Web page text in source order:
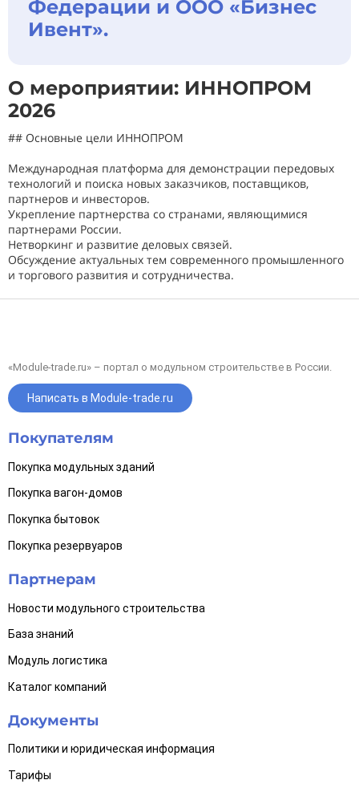
Федерации и ООО «Бизнес
Ивент».
О мероприятии: ИННОПРОМ
2026
## Основные цели ИННОПРОМ
Международная платформа для демонстрации передовых
технологий и поиска новых заказчиков, поставщиков,
партнеров и инвесторов.
Укрепление партнерства со странами, являющимися
партнерами России.
Нетворкинг и развитие деловых связей.
Обсуждение актуальных тем современного промышленного
и торгового развития и сотрудничества.
«Module-trade.ru» – портал о модульном строительстве в России.
Написать в Module-trade.ru
Покупателям
Покупка модульных зданий
Покупка вагон-домов
Покупка бытовок
Покупка резервуаров
Партнерам
Новости модульного строительства
База знаний
Модуль логистика
Каталог компаний
Документы
Политики и юридическая информация
Тарифы